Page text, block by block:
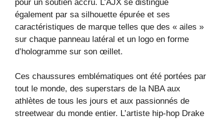
pour un soutien accru. L’AJX se distingue
également par sa silhouette épurée et ses
caractéristiques de marque telles que des « ailes »
sur chaque panneau latéral et un logo en forme
d’hologramme sur son œillet.
Ces chaussures emblématiques ont été portées par
tout le monde, des superstars de la NBA aux
athlètes de tous les jours et aux passionnés de
streetwear du monde entier. L’artiste hip-hop Drake